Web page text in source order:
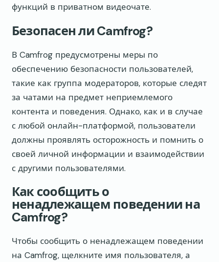
функций в приватном видеочате.
Безопасен ли Camfrog?
В Camfrog предусмотрены меры по
обеспечению безопасности пользователей,
такие как группа модераторов, которые следят
за чатами на предмет неприемлемого
контента и поведения. Однако, как и в случае
с любой онлайн-платформой, пользователи
должны проявлять осторожность и помнить о
своей личной информации и взаимодействии
с другими пользователями.
Как сообщить о
ненадлежащем поведении на
Camfrog?
Чтобы сообщить о ненадлежащем поведении
на Camfrog, щелкните имя пользователя, а